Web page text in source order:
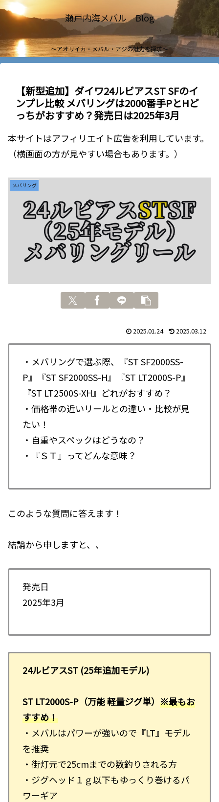
瀬戸内海メバル Blog
～アオリイカ・メバル・アジの魅力を探求～
【新型追加】ダイワ24ルビアスST SFのイ
ンプレ比較 メバリングは2000番手PとHど
っちがおすすめ？発売日は2025年3月
本サイトはアフィリエイト広告を利用しています。
（横画面の方が見やすい場合もあります。）
メバリング
2025.01.24 2025.03.12
・メバリングで選ぶ際、『ST SF2000SS-
P』『ST SF2000SS-H』『ST LT2000S-P』
『ST LT2500S-XH』どれがおすすめ？
・価格帯の近いリールとの違い・比較が見
たい！
・自重やスペックはどうなの？
・『ＳＴ』ってどんな意味？
このような質問に答えます！
結論から申しますと、、
発売日
2025年3月
24ルビアスST (25年追加モデル)
ST LT2000S-P（万能 軽量ジグ単） ※最もお
すすめ！
・メバルはパワーが強いので『LT』モデル
を推奨
・街灯元で25cmまでの数釣りされる方
・ジグヘッド１ｇ以下もゆっくり巻けるパ
ワーギア